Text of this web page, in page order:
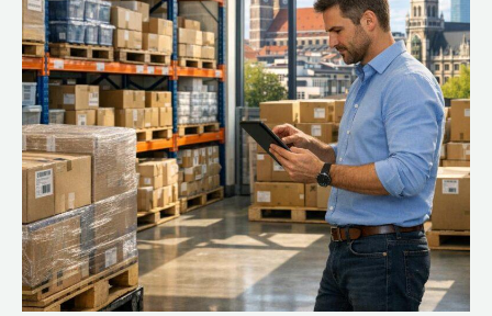
nutzen
Sie
externe
Lagerflächen
clever
für
Ihr
Business